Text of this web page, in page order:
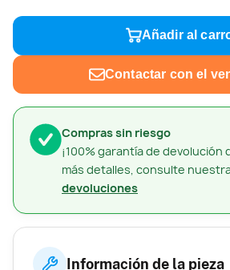
Compras sin riesgo
¡100% garantía de devolución
más detalles, consulte
devoluciones
Añadir al
Contactar con el
Información de la pieza